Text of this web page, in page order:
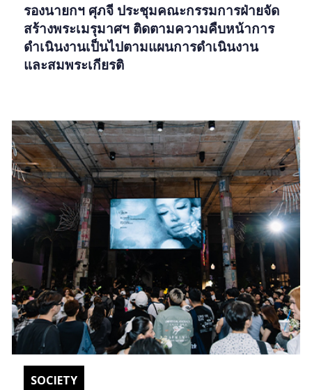
รองนายกฯ ศุภจี ประชุมคณะกรรมการฝ่ายจัด
สร้างพระเมรุมาศฯ ติดตามความคืบหน้าการ
ดำเนินงานเป็นไปตามแผนการดำเนินงาน
และสมพระเกียรติ
SOCIETY